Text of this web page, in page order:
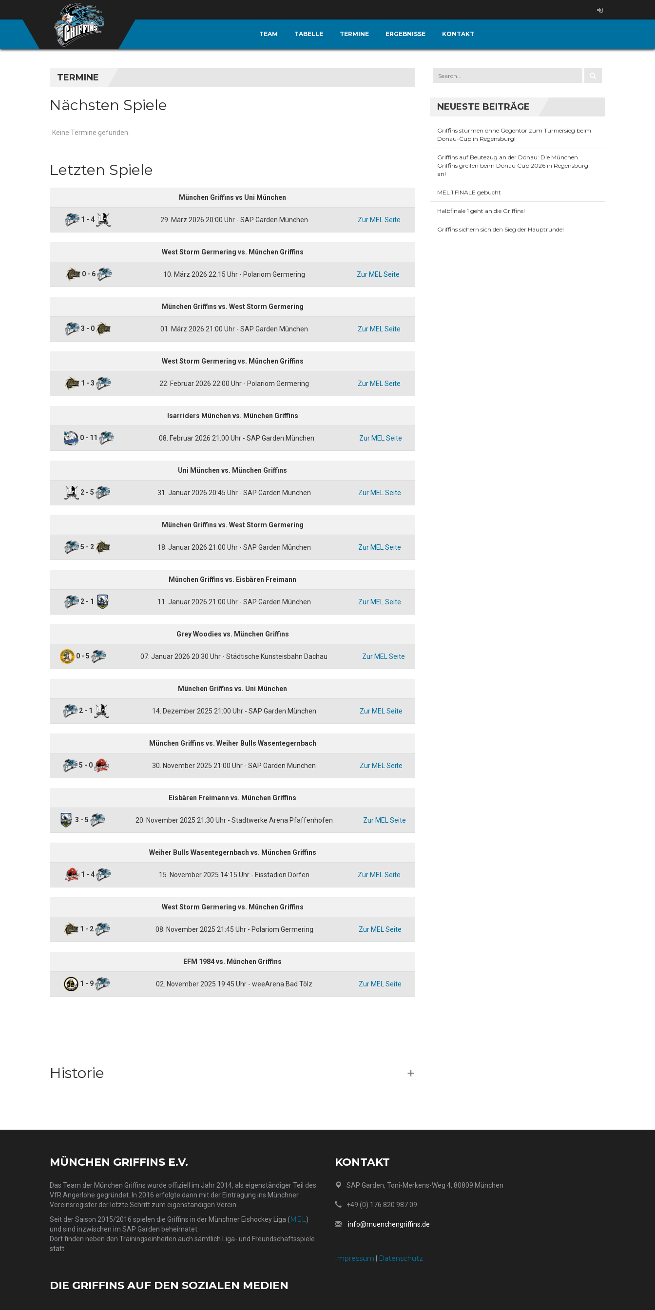
TEAM TABELLE TERMINE ERGEBNISSE KONTAKT
TERMINE
Nächsten Spiele
Keine Termine gefunden.
Letzten Spiele
München Griffins vs Uni München
1 - 4 29. März 2026 20:00 Uhr - SAP Garden München Zur MEL Seite
West Storm Germering vs. München Griffins
0 - 6 10. März 2026 22:15 Uhr - Polariom Germering Zur MEL Seite
München Griffins vs. West Storm Germering
3 - 0 01. März 2026 21:00 Uhr - SAP Garden München Zur MEL Seite
West Storm Germering vs. München Griffins
1 - 3 22. Februar 2026 22:00 Uhr - Polariom Germering Zur MEL Seite
Isarriders München vs. München Griffins
0 - 11 08. Februar 2026 21:00 Uhr - SAP Garden München Zur MEL Seite
Uni München vs. München Griffins
2 - 5 31. Januar 2026 20:45 Uhr - SAP Garden München Zur MEL Seite
München Griffins vs. West Storm Germering
5 - 2 18. Januar 2026 21:00 Uhr - SAP Garden München Zur MEL Seite
München Griffins vs. Eisbären Freimann
2 - 1 11. Januar 2026 21:00 Uhr - SAP Garden München Zur MEL Seite
Grey Woodies vs. München Griffins
0 - 5 07. Januar 2026 20:30 Uhr - Städtische Kunsteisbahn Dachau Zur MEL Seite
München Griffins vs. Uni München
2 - 1 14. Dezember 2025 21:00 Uhr - SAP Garden München Zur MEL Seite
München Griffins vs. Weiher Bulls Wasentegernbach
5 - 0 30. November 2025 21:00 Uhr - SAP Garden München Zur MEL Seite
Eisbären Freimann vs. München Griffins
3 - 5 20. November 2025 21:30 Uhr - Stadtwerke Arena Pfaffenhofen Zur MEL Seite
Weiher Bulls Wasentegernbach vs. München Griffins
1 - 4 15. November 2025 14:15 Uhr - Eisstadion Dorfen Zur MEL Seite
West Storm Germering vs. München Griffins
1 - 2 08. November 2025 21:45 Uhr - Polariom Germering Zur MEL Seite
EFM 1984 vs. München Griffins
1 - 9 02. November 2025 19:45 Uhr - weeArena Bad Tölz Zur MEL Seite
Historie
NEUESTE BEITRÄGE
Griffins stürmen ohne Gegentor zum Turniersieg beim
Donau-Cup in Regensburg!
Griffins auf Beutezug an der Donau: Die München
Griffins greifen beim Donau Cup 2026 in Regensburg
an!
MEL 1 FINALE gebucht
Halbfinale 1 geht an die Griffins!
Griffins sichern sich den Sieg der Hauptrunde!
MÜNCHEN GRIFFINS E.V.
Das Team der München Griffins wurde offiziell im Jahr 2014, als eigenständiger Teil des
VfR Angerlohe gegründet. In 2016 erfolgte dann mit der Eintragung ins Münchner
Vereinsregister der letzte Schritt zum eigenständigen Verein.
Seit der Saison 2015/2016 spielen die Griffins in der Münchner Eishockey Liga (MEL)
und sind inzwischen im SAP Garden beheimatet.
Dort finden neben den Trainingseinheiten auch sämtlich Liga- und Freundschaftsspiele
statt.
KONTAKT
SAP Garden, Toni-Merkens-Weg 4, 80809 München
+49 (0) 176 820 987 09
info@muenchengriffins.de
Impressum Datenschutz
DIE GRIFFINS AUF DEN SOZIALEN MEDIEN